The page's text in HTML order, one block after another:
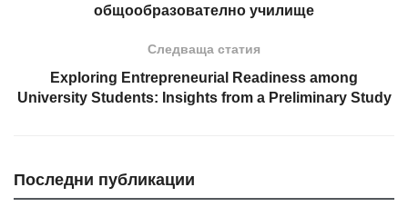
общообразователно училище
Следваща статия
Exploring Entrepreneurial Readiness among
University Students: Insights from a Preliminary Study
Последни публикации